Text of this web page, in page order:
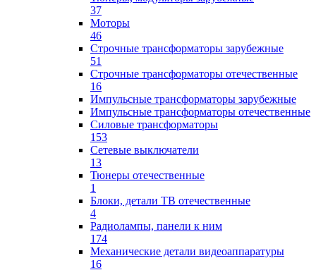
37
Моторы
46
Строчные трансформаторы зарубежные
51
Строчные трансформаторы отечественные
16
Импульсные трансформаторы зарубежные
Импульсные трансформаторы отечественные
Силовые трансформаторы
153
Сетевые выключатели
13
Тюнеры отечественные
1
Блоки, детали ТВ отечественные
4
Радиолампы, панели к ним
174
Механические детали видеоаппаратуры
16